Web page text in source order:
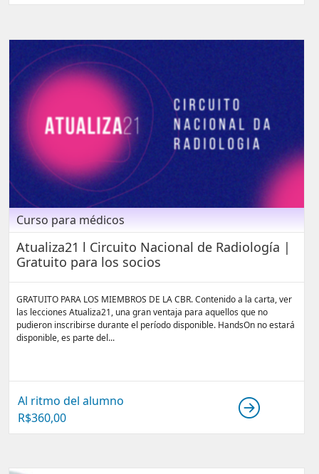
Curso para médicos
Atualiza21 l Circuito Nacional de Radiología |
Gratuito para los socios
GRATUITO PARA LOS MIEMBROS DE LA CBR. Contenido a la carta, ver
las lecciones Atualiza21, una gran ventaja para aquellos que no
pudieron inscribirse durante el período disponible. HandsOn no estará
disponible, es parte del...
Al ritmo del alumno
R$360,00